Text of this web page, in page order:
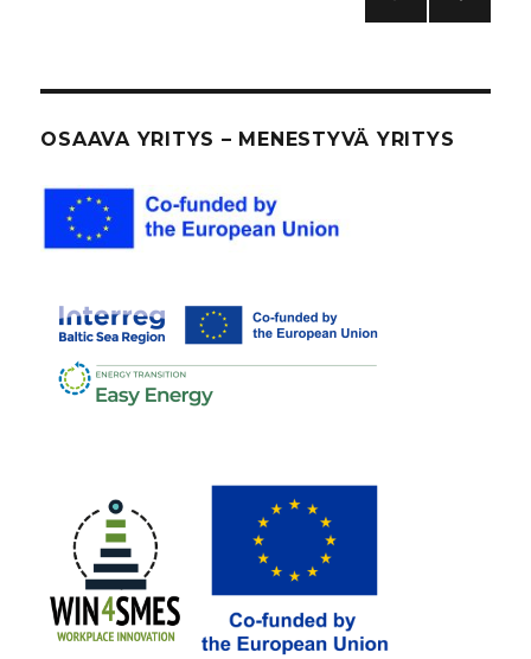
SIVU
OSAAVA YRITYS – MENESTYVÄ YRITYS